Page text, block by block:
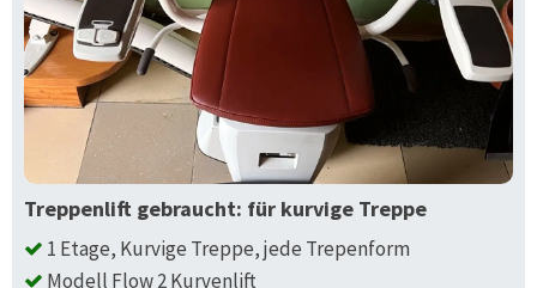
Treppenlift gebraucht: für kurvige Treppe
1 Etage, Kurvige Treppe, jede Trepenform
Modell Flow 2 Kurvenlift